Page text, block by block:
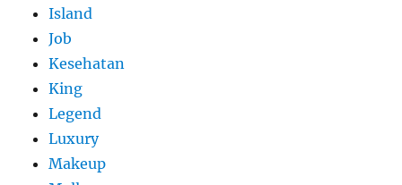
Island
Job
Kesehatan
King
Legend
Luxury
Makeup